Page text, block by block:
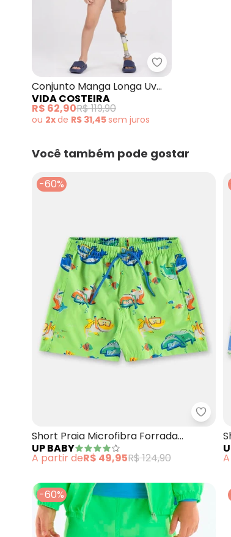
Vida Costeira -
Conjunto Manga Longa Uv
50+ Bordadinho Verde
VIDA COSTEIRA
R$ 62,90R$ 119,90
ou 2xde R$ 31,45sem juros
Você também pode gostar
-60%
Up
Short Praia Microfibra Forrada
(Verde)
UP BABY
A partir deR$ 49,95R$ 124,90
-60%